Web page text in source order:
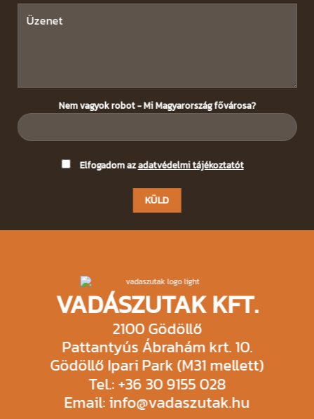
Nem vagyok robot - Mi Magyarország fővárosa?
Elfogadom azadatvédelmi tájékoztatót
VADÁSZUTAK KFT.
2100 Gödöllő
Pattantyús Ábrahám krt. 10.
Gödöllő Ipari Park (M31 mellett)
Tel.: +36 30 9155 028
Email: info@vadaszutak.hu